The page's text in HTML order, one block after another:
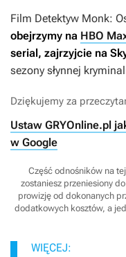
Film Detektyw Monk:
obejrzymy na HBO
serial, zajrzyjcie na
sezony słynnej
Dziękujemy za
Ustaw GRYOnline.pl
w Google
Część odnośników na
zostaniesz przeniesiony
prowizję od dokonanych
dodatkowych kosztów, a
WIĘCEJ: